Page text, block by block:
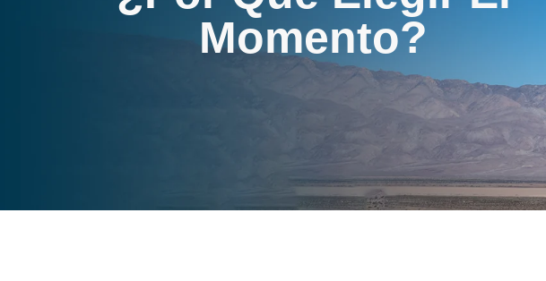
Momento?